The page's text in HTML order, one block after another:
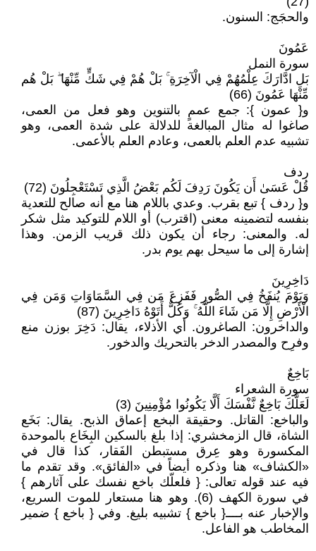
والحجَج: السنون.
عَمُونَ
سورة النمل
بَلِ ادَّارَكَ عِلْمُهُمْ فِي الْآخِرَةِ ۚ بَلْ هُمْ فِي شَكٍّ مِّنْهَا ۖ بَلْ هُم
مِّنْهَا عَمُونَ (66)
و{ عمون }: جمع عممٍ بالتنوين وهو فعل من العمى،
صاغوا له مثال المبالغة للدلالة على شدة العمى، وهو
تشبيه عدم العلم بالعمى، وعادم العلم بالأعمى.
ردف
قُلْ عَسَىٰ أَن يَكُونَ رَدِفَ لَكُم بَعْضُ الَّذِي تَسْتَعْجِلُونَ (72)
و{ ردف } تبع بقرب. وعدي باللام هنا مع أنه صالح للتعدية
بنفسه لتضمينه معنى (اقترب) أو اللام للتوكيد مثل شكر
له. والمعنى: رجاء أن يكون ذلك قريب الزمن. وهذا
إشارة إلى ما سيحل بهم يوم بدر.
دَاخِرِينَ
وَيَوْمَ يُنفَخُ فِي الصُّورِ فَفَزِعَ مَن فِي السَّمَاوَاتِ وَمَن فِي
الْأَرْضِ إِلَّا مَن شَاءَ اللَّهُ ۚ وَكُلٌّ أَتَوْهُ دَاخِرِينَ (87)
والداخرون: الصاغرون. أي الأذلاء، يقال: دَخِرَ بوزن منع
وفرِح والمصدر الدخر بالتحريك والدخور.
بَاخِعٌ
سورة الشعراء
لَعَلَّكَ بَاخِعٌ نَّفْسَكَ أَلَّا يَكُونُوا مُؤْمِنِينَ (3)
والباخع: القاتل. وحقيقة البخع إعماق الذبح. يقال: بَخَع
الشاة، قال الزمخشري: إذا بلغ بالسكين البِخَاع بالموحدة
المكسورة وهو عِرق مستبطن الفَقار، كذا قال في
«الكشاف» هنا وذكره أيضاً في «الفائق». وقد تقدم ما
فيه عند قوله تعالى: { فلعلّك باخع نفسك على آثارهم }
في سورة الكهف (6). وهو هنا مستعار للموت السريع،
والإخبار عنه بــــ{ باخع } تشبيه بليغ. وفي { باخع } ضمير
المخاطب هو الفاعل.